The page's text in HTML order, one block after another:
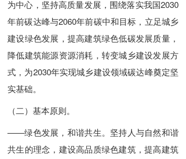
为中心，坚持高质量发展，围绕落实我国2030
年前碳达峰与2060年前碳中和目标，立足城乡
建设绿色发展，提高建筑绿色低碳发展质量，
降低建筑能源资源消耗，转变城乡建设发展方
式，为2030年实现城乡建设领域碳达峰奠定坚
实基础。
（二）基本原则。
——绿色发展，和谐共生。坚持人与自然和谐
共生的理念，建设高品质绿色建筑，提高建筑